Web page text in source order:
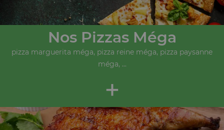
Nos Pizzas Méga
pizza marguerita méga, pizza reine méga, pizza paysanne
méga, ...
+